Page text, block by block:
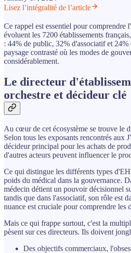
Lisez l’intégralité de l’article
Ce rappel est essentiel pour comprendre
évoluent les 7200 établissements
: 44% de public, 32% d'associatif et
paysage contrasté où les modes de
considérablement.
Le directeur
orchestre et décideur clé
Au cœur de cet écosystème se trouve le
Selon tous les exposants rencontrés aux
décideur principal pour les achats de
d'autres acteurs peuvent influencer le
Ce qui distingue les différents types
poids du médical dans la gouvernance.
médecin détient un pouvoir décisionnel
tandis que dans l'associatif, son rôle est
nuance est cruciale pour comprendre les
Mais ce qui frappe surtout, c'est la
pèsent sur ces directeurs. Ils doivent
Des objectifs commerciaux,